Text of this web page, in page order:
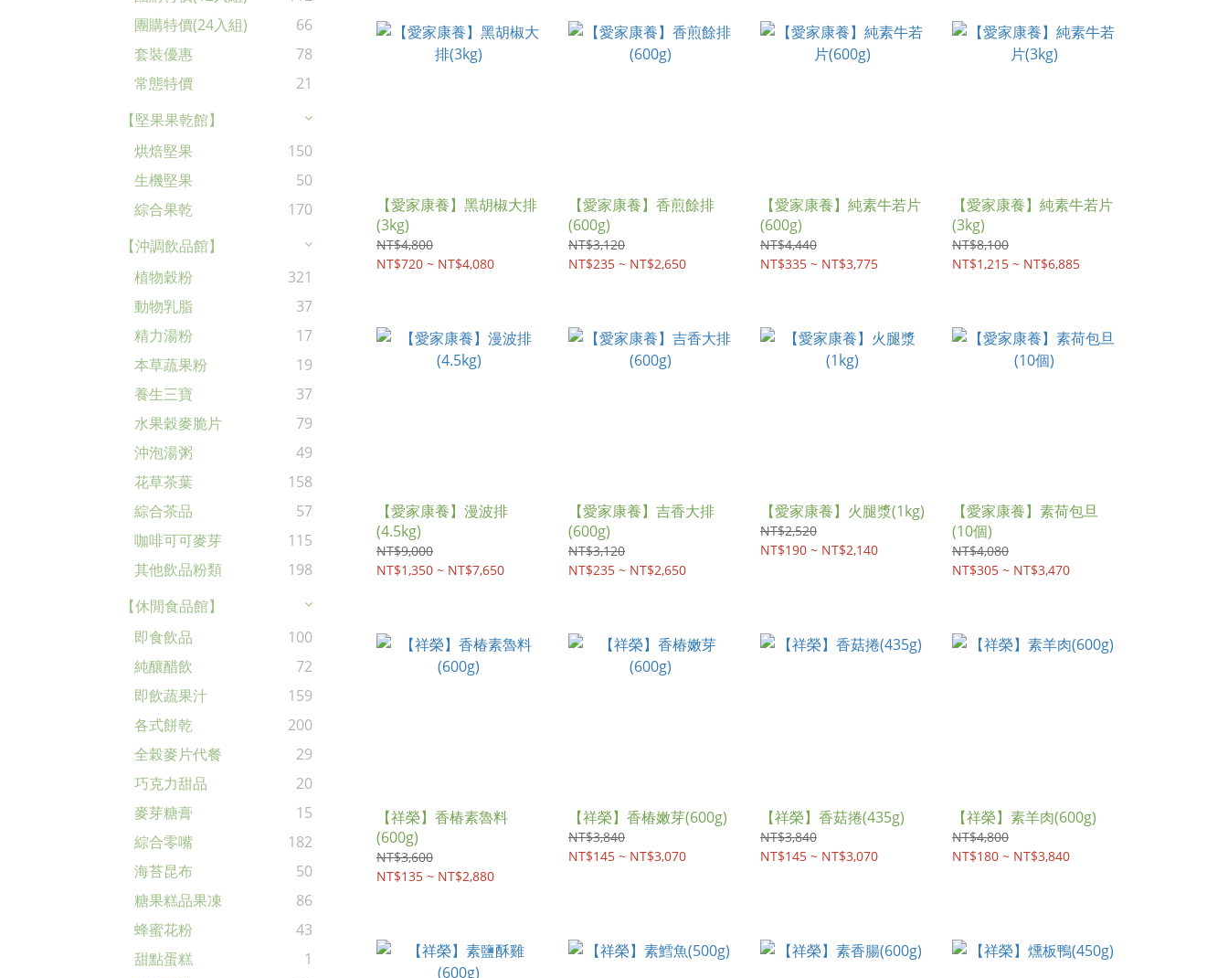
團購特價(24入組)
66
套裝優惠
78
常態特價
21
【堅果果乾館】
烘焙堅果
150
生機堅果
50
綜合果乾
170
【沖調飲品館】
植物穀粉
321
動物乳脂
37
精力湯粉
17
本草蔬果粉
19
養生三寶
37
水果穀麥脆片
79
沖泡湯粥
49
花草茶葉
158
綜合茶品
57
咖啡可可麥芽
115
其他飲品粉類
198
【休閒食品館】
即食飲品
100
純釀醋飲
72
即飲蔬果汁
159
各式餅乾
200
全榖麥片代餐
29
巧克力甜品
20
麥芽糖膏
15
綜合零嘴
182
海苔昆布
50
糖果糕品果凍
86
蜂蜜花粉
43
甜點蛋糕
1
【愛家康養】黑胡椒大排
(3kg)
NT$4,800
NT$720 ~ NT$4,080
【愛家康養】香煎餘排
(600g)
NT$3,120
NT$235 ~ NT$2,650
【愛家康養】純素牛若片
(600g)
NT$4,440
NT$335 ~ NT$3,775
【愛家康養】純素牛若片
(3kg)
NT$8,100
NT$1,215 ~ NT$6,885
【愛家康養】漫波排
(4.5kg)
NT$9,000
NT$1,350 ~ NT$7,650
【愛家康養】吉香大排
(600g)
NT$3,120
NT$235 ~ NT$2,650
【愛家康養】火腿漿(1kg)
NT$2,520
NT$190 ~ NT$2,140
【愛家康養】素荷包旦
(10個)
NT$4,080
NT$305 ~ NT$3,470
【祥榮】香椿素魯料
(600g)
NT$3,600
NT$135 ~ NT$2,880
【祥榮】香椿嫩芽(600g)
NT$3,840
NT$145 ~ NT$3,070
【祥榮】香菇捲(435g)
NT$3,840
NT$145 ~ NT$3,070
【祥榮】素羊肉(600g)
NT$4,800
NT$180 ~ NT$3,840